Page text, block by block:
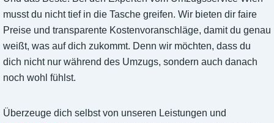
musst du nicht tief in die Tasche greifen. Wir bieten dir faire
Preise und transparente Kostenvoranschläge, damit du genau
weißt, was auf dich zukommt. Denn wir möchten, dass du
dich nicht nur während des Umzugs, sondern auch danach
noch wohl fühlst.
Überzeuge dich selbst von unseren Leistungen und